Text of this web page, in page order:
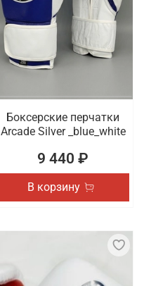
Боксерские перчатки
Arcade Silver _blue_white
9 440 ₽
В корзину